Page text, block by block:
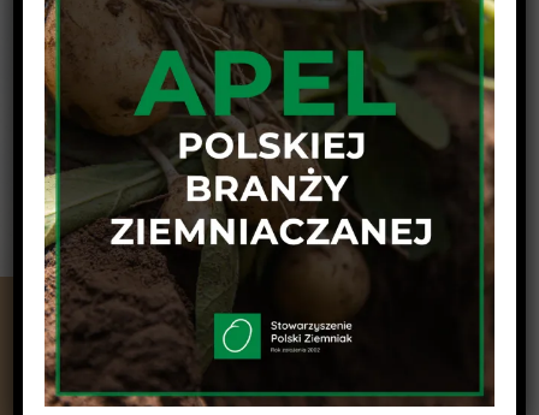
Stowarzyszenie Polski Ziemniak z siedzibą w Jadwisinie, ul.
Szaniawskiego 15, 05-140 Serock | NIP 536-17-14-108 | REGON
015268981-00017 | KRS 0000134743
Adres do korespondencji: Jadwisin, ul. Szaniawskiego 15, 05-140
Serock | Nr konta: BZ WBK 97 1090 2590 0000 0001 3078 9074